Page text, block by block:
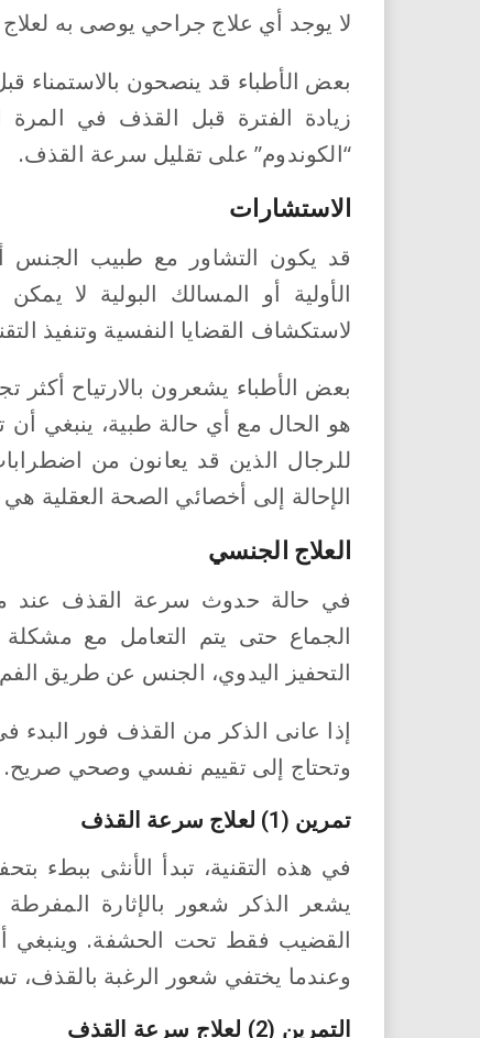
لا يوجد أي علاج جراحي يوصى به
بعض الأطباء قد ينصحون
زيادة الفترة قبل القذف في المرة
“الكوندوم” على تقليل سرعة القذف.
الاستشارات
قد يكون التشاور مع طبيب الجنس
الأولية أو المسالك البولية لا
لاستكشاف القضايا النفسية وتنفيذ
بعض الأطباء يشعرون بالارتياح أكثر
هو الحال مع أي حالة طبية، ينبغي أن
للرجال الذين قد يعانون من
الإحالة إلى أخصائي الصحة العقلية
العلاج الجنسي
في حالة حدوث سرعة القذف عند
الجماع حتى يتم التعامل مع
التحفيز اليدوي، الجنس عن طريق
إذا عانى الذكر من القذف فور البدء
وتحتاج إلى تقييم نفسي وصحي صريح.
تمرين (1) لعلاج سرعة القذف
في هذه التقنية، تبدأ الأنثى ببطء
يشعر الذكر شعور بالإثارة
القضيب فقط تحت الحشفة. وينبغي
وعندما يختفي شعور الرغبة بالقذف،
التمرين (2) لعلاج سرعة القذف